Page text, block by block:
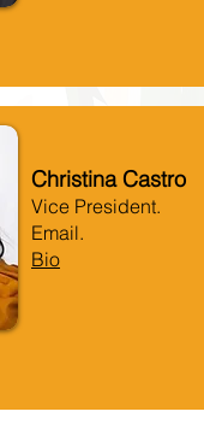
Christina Castro
Vice President.
Email.
Bio